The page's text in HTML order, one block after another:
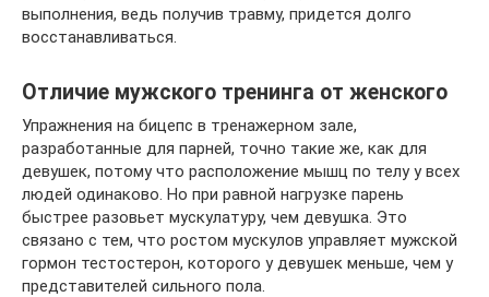
выполнения, ведь получив травму, придется долго
восстанавливаться.
Отличие мужского тренинга от женского
Упражнения на бицепс в тренажерном зале,
разработанные для парней, точно такие же, как для
девушек, потому что расположение мышц по телу у всех
людей одинаково. Но при равной нагрузке парень
быстрее разовьет мускулатуру, чем девушка. Это
связано с тем, что ростом мускулов управляет мужской
гормон тестостерон, которого у девушек меньше, чем у
представителей сильного пола.